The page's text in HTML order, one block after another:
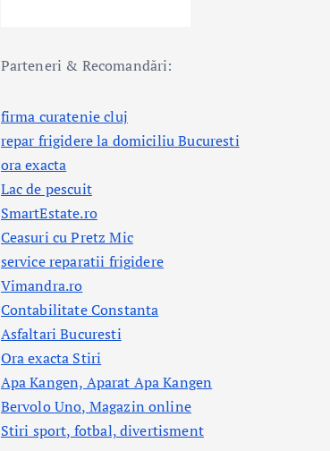
Parteneri & Recomandări:
firma curatenie cluj
repar frigidere la domiciliu Bucuresti
ora exacta
Lac de pescuit
SmartEstate.ro
Ceasuri cu Pretz Mic
service reparatii frigidere
Vimandra.ro
Contabilitate Constanta
Asfaltari Bucuresti
Ora exacta Stiri
Apa Kangen, Aparat Apa Kangen
Bervolo Uno, Magazin online
Stiri sport, fotbal,divertisment